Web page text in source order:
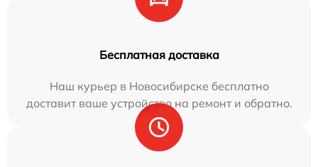
Бесплатная доставка
Наш курьер в Новосибирске бесплатно
доставит ваше устройство на ремонт и обратно.